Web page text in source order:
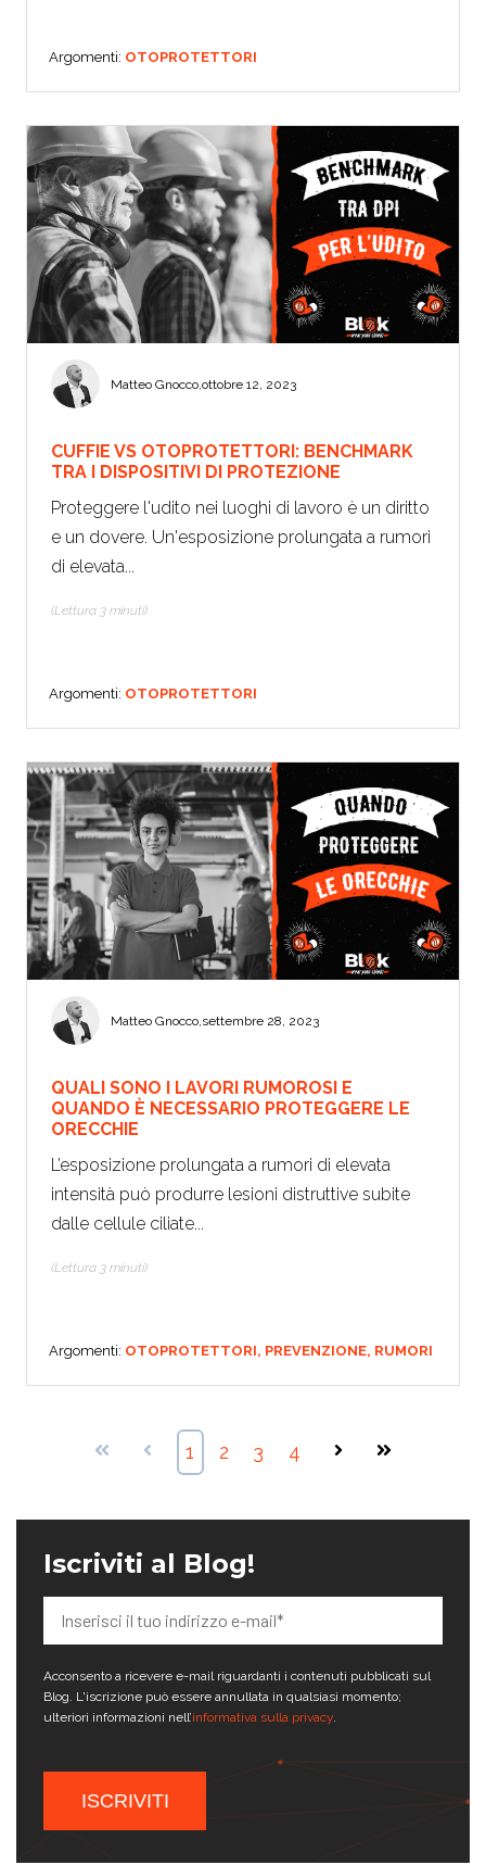
Argomenti: OTOPROTETTORI
Matteo Gnocco ottobre 12, 2023
CUFFIE VS OTOPROTETTORI: BENCHMARK
TRA I DISPOSITIVI DI PROTEZIONE
Proteggere l'udito nei luoghi di lavoro è un diritto
e un dovere. Un'esposizione prolungata a rumori
di elevata...
(Lettura 3 minuti)
Argomenti: OTOPROTETTORI
Matteo Gnocco settembre 28, 2023
QUALI SONO I LAVORI RUMOROSI E
QUANDO È NECESSARIO PROTEGGERE LE
ORECCHIE
L’esposizione prolungata a rumori di elevata
intensità può produrre lesioni distruttive subite
dalle cellule ciliate...
(Lettura 3 minuti)
Argomenti: OTOPROTETTORI, PREVENZIONE, RUMORI
1 2 3 4
Iscriviti al Blog!
Acconsento a ricevere e-mail riguardanti i contenuti pubblicati sul
Blog. L'iscrizione può essere annullata in qualsiasi momento;
ulteriori informazioni nell’informativa sulla privacy.